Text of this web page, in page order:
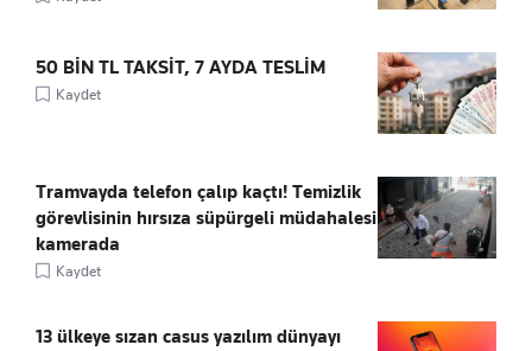
50 BİN TL TAKSİT, 7 AYDA TESLİM
Kaydet
Tramvayda telefon çalıp kaçtı! Temizlik
görevlisinin hırsıza süpürgeli müdahalesi
kamerada
Kaydet
13 ülkeye sızan casus yazılım dünyayı